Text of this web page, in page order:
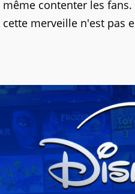
même contenter les
cette merveille n'est pas